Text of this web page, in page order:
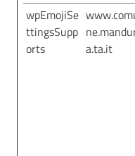
wpEmojiSe
ttingsSupp
orts
a.ta.it